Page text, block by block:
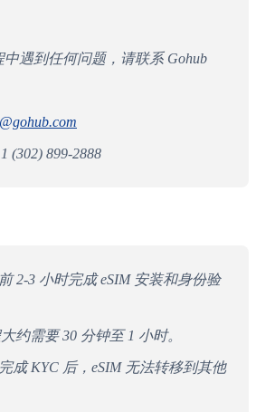
中遇到任何问题，请联系 Gohub
(302) 899-2888
2-3 小时完成 eSIM 安装和身份验
约需要 30 分钟至 1 小时。
成 KYC 后，eSIM 无法转移到其他